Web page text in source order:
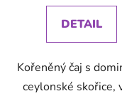
DETAIL
Kořeněný čaj s
ceylonské skořice,